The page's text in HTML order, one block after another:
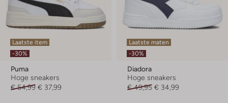
Laatste item
-30%
Puma
Hoge sneakers
€ 54,99 € 37,99
Laatste maten
-30%
Diadora
Hoge sneakers
€ 49,95 € 34,99